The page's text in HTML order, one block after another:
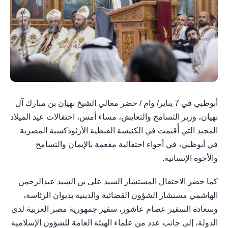
أبوظبي في 7 يناير/ وام / حضر معالي الشيخ نهيان بن مبارك آل
نهيان، وزير التسامح والتعايش، مساء أمس، احتفالات عيد الميلاد
المجيد التي أُقيمت في الكنيسة القبطية الأرثوذكسية المصرية
في أبوظبي، في أجواء احتفالية مفعمة بالإيمان والتسامح
والأخوة الإنسانية.
كما حضر الاحتفال المستشار السيد على بن السيد عبدالرحمن
الهاشمي مستشار الشؤون القضائية والدينية بديوان الرئاسة،
وسعادة السفير عصام عاشور، سفير جمهورية مصر العربية لدى
الدولة، إلى جانب عدد من علماء الهيئة العامة للشؤون الإسلامية